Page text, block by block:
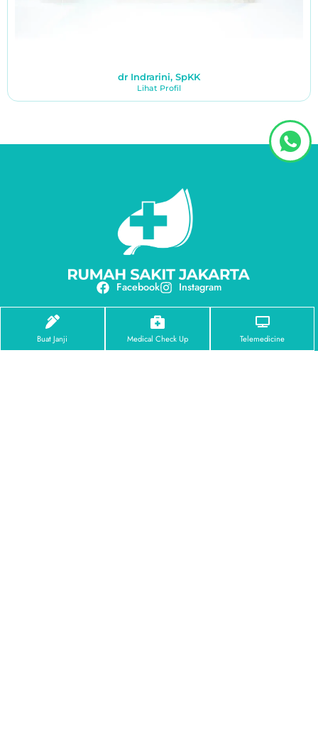
dr Indrarini, SpKK
Lihat Profil
Facebook Instagram
Tentang Kami
Profil RS Jakarta
Visi & Misi
Buat Janji Medical Check Up Telemedicine